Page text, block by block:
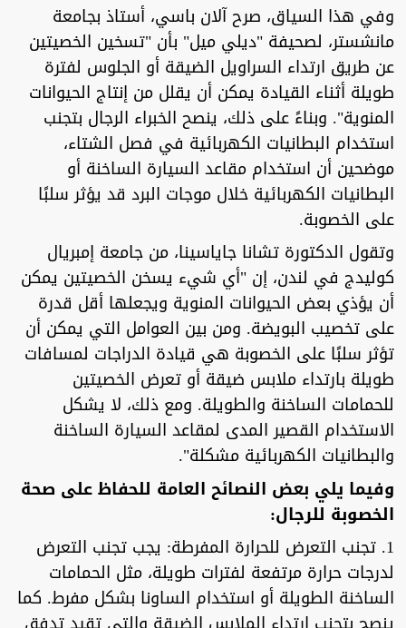
وفي هذا السياق، صرح آلان باسي، أستاذ بجامعة
مانشستر، لصحيفة "ديلي ميل" بأن "تسخين الخصيتين
عن طريق ارتداء السراويل الضيقة أو الجلوس لفترة
طويلة أثناء القيادة يمكن أن يقلل من إنتاج الحيوانات
المنوية". وبناءً على ذلك، ينصح الخبراء الرجال بتجنب
استخدام البطانيات الكهربائية في فصل الشتاء،
موضحين أن استخدام مقاعد السيارة الساخنة أو
البطانيات الكهربائية خلال موجات البرد قد يؤثر سلبًا
على الخصوبة.
وتقول الدكتورة تشانا جاياسينا، من جامعة إمبريال
كوليدج في لندن، إن "أي شيء يسخن الخصيتين يمكن
أن يؤذي بعض الحيوانات المنوية ويجعلها أقل قدرة
على تخصيب البويضة. ومن بين العوامل التي يمكن أن
تؤثر سلبًا على الخصوبة هي قيادة الدراجات لمسافات
طويلة بارتداء ملابس ضيقة أو تعرض الخصيتين
للحمامات الساخنة والطويلة. ومع ذلك، لا يشكل
الاستخدام القصير المدى لمقاعد السيارة الساخنة
والبطانيات الكهربائية مشكلة".
وفيما يلي بعض النصائح العامة للحفاظ على صحة
الخصوبة للرجال:
1. تجنب التعرض للحرارة المفرطة: يجب تجنب التعرض
لدرجات حرارة مرتفعة لفترات طويلة، مثل الحمامات
الساخنة الطويلة أو استخدام الساونا بشكل مفرط. كما